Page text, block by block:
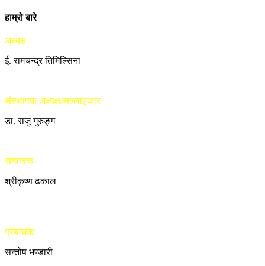
हाम्रो बारे
अध्यक्ष
ई. रामचन्द्र तिमिल्सिना
संस्थापक अध्यक्ष/सल्लाहकार
डा. राजु गुरुङ्ग
सम्पादक
श्रीकृष्ण ढकाल
प्रबन्धक
सन्तोष भण्डारी